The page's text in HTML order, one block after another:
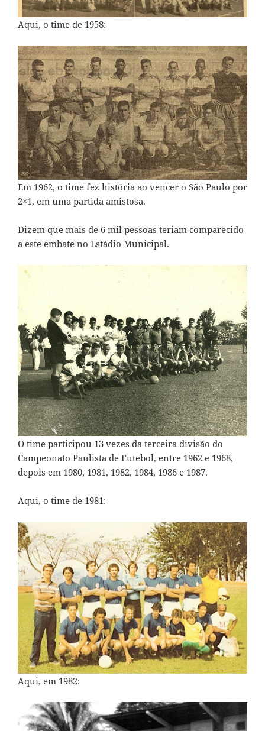
Aqui, o time de 1958:
Em 1962, o time fez história ao vencer o São Paulo por
2×1, em uma partida amistosa.
Dizem que mais de 6 mil pessoas teriam comparecido
a este embate no Estádio Municipal.
O time participou 13 vezes da terceira divisão do
Campeonato Paulista de Futebol, entre 1962 e 1968,
depois em 1980, 1981, 1982, 1984, 1986 e 1987.
Aqui, o time de 1981:
Aqui, em 1982: